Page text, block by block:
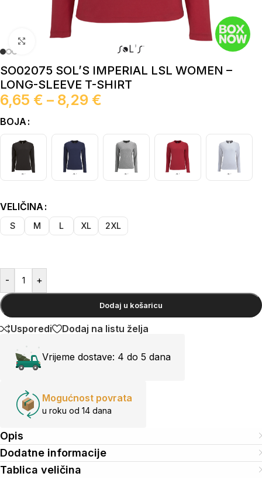
Click to enlarge
SO02075 SOL’S IMPERIAL LSL WOMEN –
LONG-SLEEVE T-SHIRT
6,65 € – 8,29 €
BOJA
VELIČINA
S M L XL 2XL
- +
Dodaj u košaricu
Usporedi Dodaj na listu želja
Vrijeme dostave: 4 do 5 dana
Mogućnost povrata
u roku od 14 dana
Opis
Dodatne informacije
Tablica veličina